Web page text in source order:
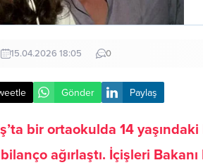
15.04.2026 18:05 0
Gönder Paylaş
bir ortaokulda 14
bilanço ağırlaştı. İçişleri